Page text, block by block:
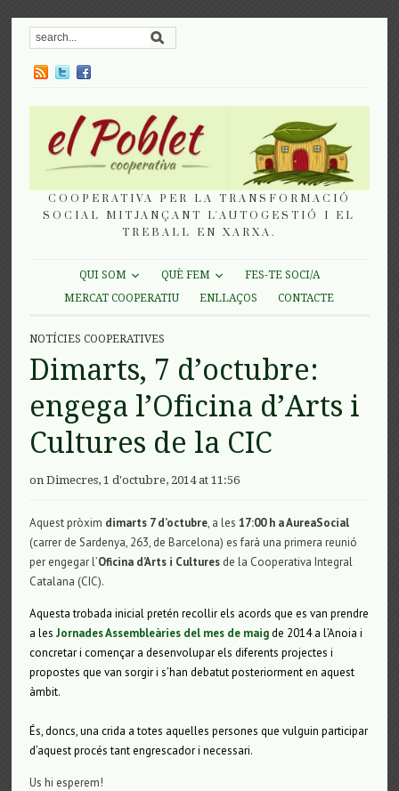
COOPERATIVA PER LA TRANSFORMACIÓ
SOCIAL MITJANÇANT L'AUTOGESTIÓ I EL
TREBALL EN XARXA.
QUI SOM QUÈ FEM
FES-TE SOCI/A
MERCAT COOPERATIU
ENLLAÇOS CONTACTE
NOTÍCIES COOPERATIVES
Dimarts, 7 d’octubre:
engega l’Oficina d’Arts i
Cultures de la CIC
on Dimecres, 1 d'octubre, 2014 at 11:56
Aquest pròxim dimarts 7 d’octubre, a les17:00 h a AureaSocial
(carrer de Sardenya, 263, de Barcelona) es farà una primera reunió
per engegar l’Oficina d’Arts i Cultures de la Cooperativa Integral
Catalana (CIC).
Aquesta trobada inicial pretén recollir els acords que es van prendre
a lesJornades Assembleàries del mes de maigde 2014 a l’Anoia i
concretar icomençar a desenvolupar els diferents projectes i
propostes que vansorgir i s’han debatut posteriorment en aquest
àmbit.
És, doncs, una crida a totes aquelles persones que vulguin participar
d’aquestprocés tant engrescador i necessari.
Us hi esperem!